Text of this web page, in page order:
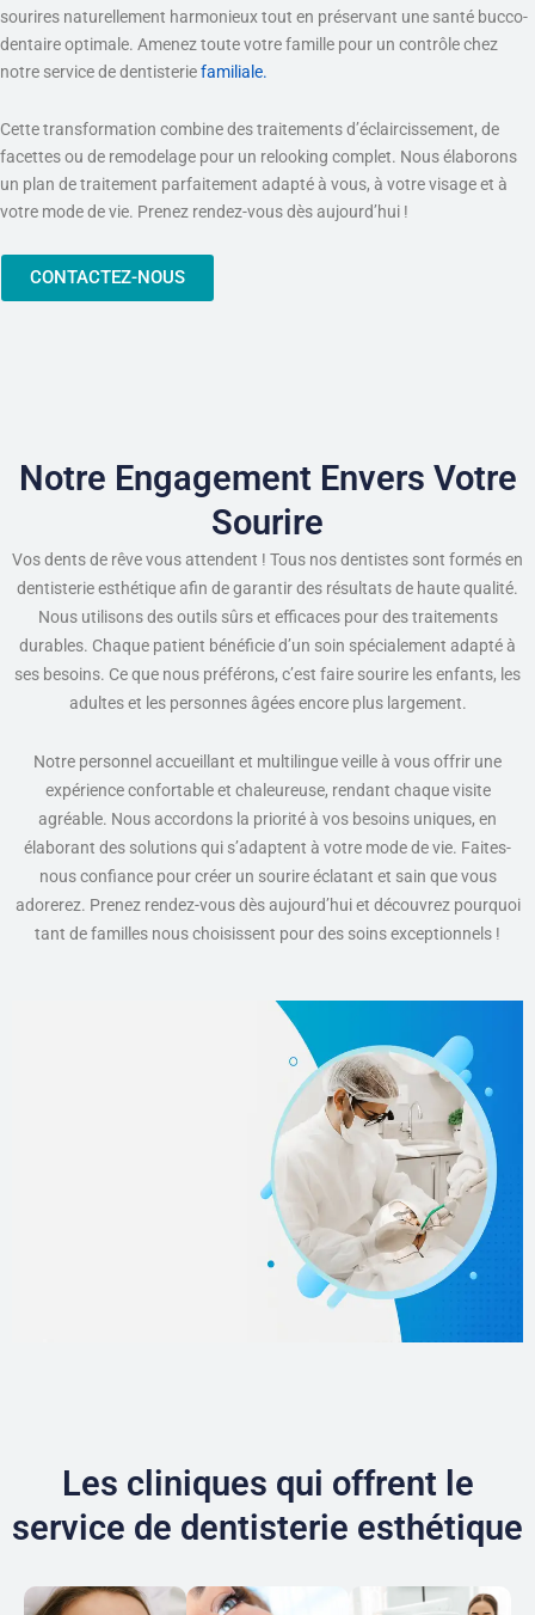
sourires naturellement harmonieux tout en préservant une santé bucco-
dentaire optimale. Amenez toute votre famille pour un contrôle chez
notre service de dentisteriefamiliale.
Cette transformation combine des traitements d’éclaircissement, de
facettes ou de remodelage pour un relooking complet. Nous élaborons
un plan de traitement parfaitement adapté à vous, à votre visage et à
votre mode de vie. Prenez rendez-vous dès aujourd’hui !
CONTACTEZ-NOUS
Notre Engagement Envers Votre
Sourire
Vos dents de rêve vous attendent ! Tous nos dentistes sont formés en
dentisterie esthétique afin de garantir des résultats de haute qualité.
Nous utilisons des outils sûrs et efficaces pour des traitements
durables. Chaque patient bénéficie d’un soin spécialement adapté à
ses besoins. Ce que nous préférons, c’est faire sourire les enfants, les
adultes et les personnes âgées encore plus largement.
Notre personnel accueillant et multilingue veille à vous offrir une
expérience confortable et chaleureuse, rendant chaque visite
agréable. Nous accordons la priorité à vos besoins uniques, en
élaborant des solutions qui s’adaptent à votre mode de vie. Faites-
nous confiance pour créer un sourire éclatant et sain que vous
adorerez. Prenez rendez-vous dès aujourd’hui et découvrez pourquoi
tant de familles nous choisissent pour des soins exceptionnels !
Les cliniques qui offrent le
service de dentisterie esthétique